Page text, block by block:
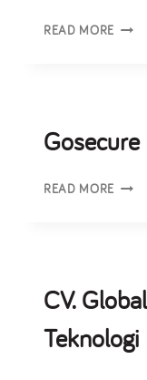
READ MORE
READ MORE
CV.